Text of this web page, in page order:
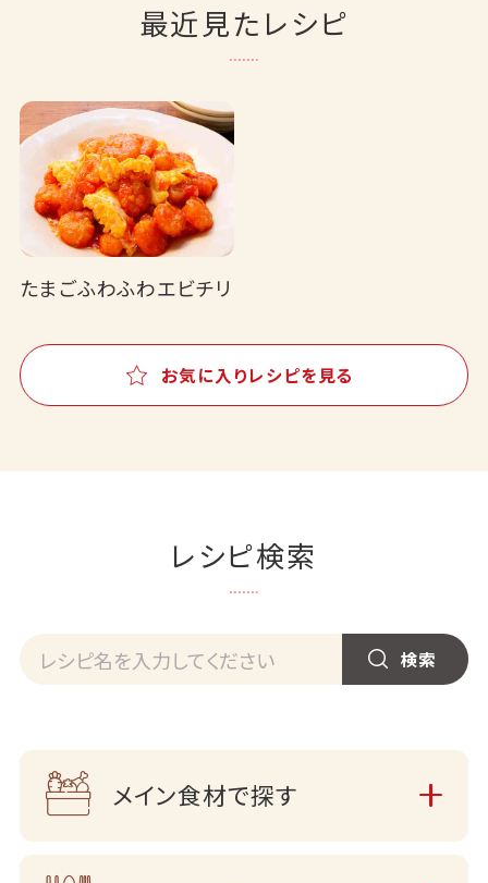
最近見たレシピ
たまごふわふわエビチリ
お気に入りレシピを見る
レシピ検索
メイン食材で探す